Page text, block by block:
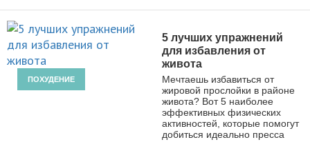
ПОХУДЕНИЕ
5 лучших упражнений
для избавления от
живота
Мечтаешь избавиться от
жировой прослойки в районе
живота? Вот 5 наиболее
эффективных физических
активностей, которые помогут
добиться идеально пресса